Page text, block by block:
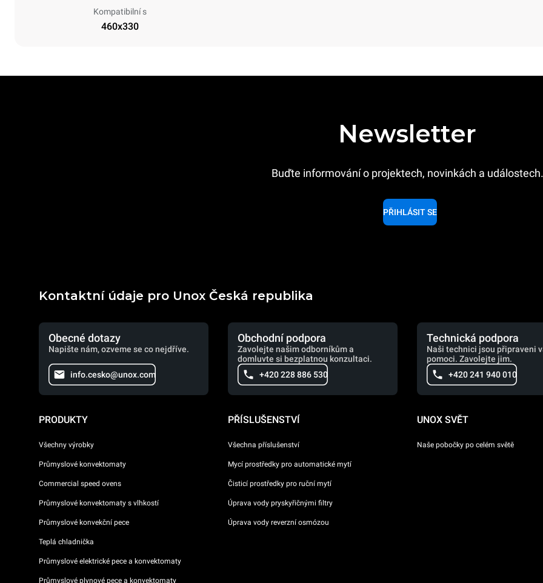
Kompatibilní s
460x330
Newsletter
Buďte informování o projektech, novinkách a událostech.
PŘIHLÁSIT SE
Kontaktní údaje pro Unox Česká republika
Obecné dotazy
Napište nám, ozveme se co nejdříve.
info.cesko@unox.com
Obchodní podpora
Zavolejte našim odborníkům a
domluvte si bezplatnou konzultaci.
+420 228 886 530
Technická podpora
Naši technici jsou připraveni
pomoci. Zavolejte jim.
+420 241 940 010
PRODUKTY
Všechny výrobky
Průmyslové konvektomaty
Commercial speed ovens
Průmyslové konvektomaty s vlhkostí
Průmyslové konvekční pece
Teplá chladnička
Průmyslové elektrické pece a konvektomaty
Průmyslové plynové pece a konvektomaty
PŘÍSLUŠENSTVÍ
Všechna příslušenství
Mycí prostředky pro automatické mytí
Čisticí prostředky pro ruční mytí
Úprava vody pryskyřičnými filtry
Úprava vody reverzní osmózou
UNOX SVĚT
Naše pobočky po celém světě